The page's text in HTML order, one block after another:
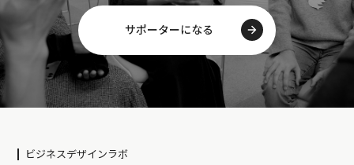
サポーターになる
ビジネスデザインラボ